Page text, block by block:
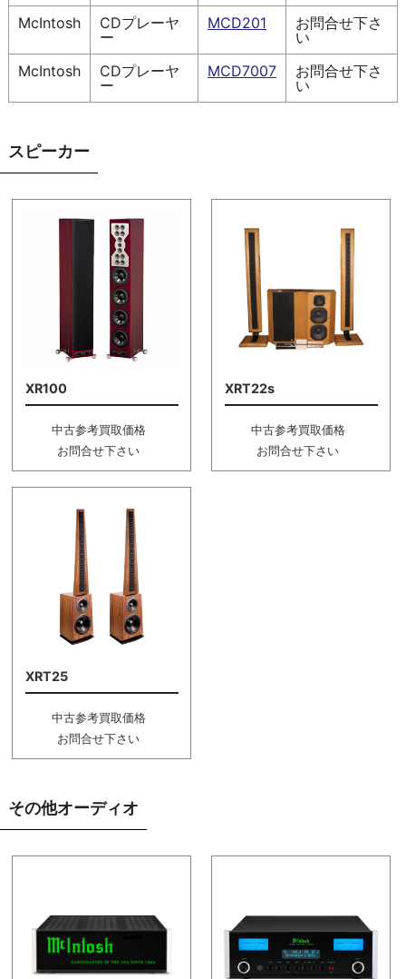
McIntosh
CDプレーヤ
ー
MCD201
お問合せ下さ
い
McIntosh
CDプレーヤ
ー
MCD7007
お問合せ下さ
い
スピーカー
XR100
中古参考買取価格
お問合せ下さい
XRT22s
中古参考買取価格
お問合せ下さい
XRT25
中古参考買取価格
お問合せ下さい
その他オーディオ